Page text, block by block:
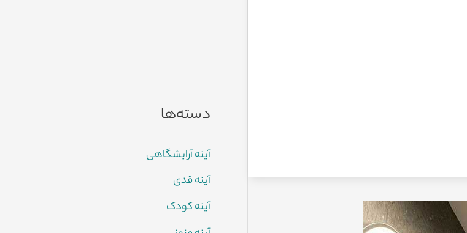
دسته‌ها
آینه آرایشگاهی
آینه قدی
آینه کودک